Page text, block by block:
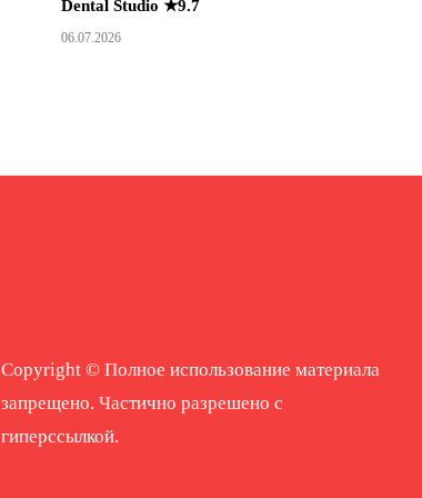
Dental Studio ★9.7
06.07.2026
Copyright © Полное использование материала
запрещено. Частично разрешено с
гиперссылкой.